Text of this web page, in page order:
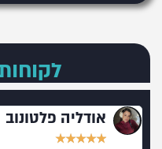
אודליה פלטונוב
★
★
★
★
★